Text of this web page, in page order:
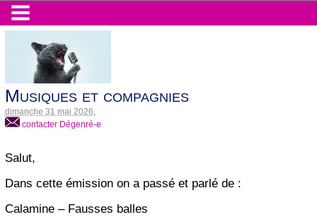
Musiques et compagnies
dimanche 31 mai 2026
contacter Dégenré-e
Salut,
Dans cette émission on a passé et parlé de :
Calamine – Fausses balles